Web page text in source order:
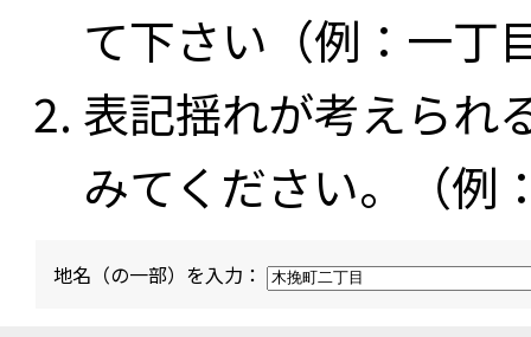
て下さい（例：一
表記揺れが考えられ
みてください。（例
地名（の一部）を入力：